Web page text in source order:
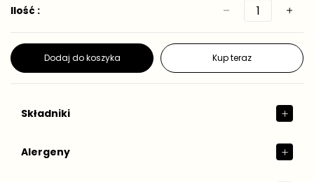
d
o
t
k
r
e
u
a
Ilość :
Dodaj do koszyka Kup teraz
Składniki
Alergeny